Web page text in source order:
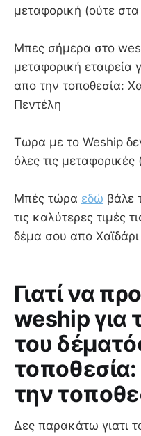
μεταφορική (ούτε
Mπες σήμερα στο
μεταφορική εταιρεία
απο την τοποθεσία:
Πεντέλη
Τωρα με το Weship
όλες τις
Μπές τώρα εδώ βάλε
τις καλύτερες τιμές
δέμα σου απο
Γιατί να
weship για
του
τοποθεσία:
την
Δες παρακάτω γιατι